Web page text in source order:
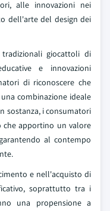
alle innovazioni nei
dell'arte del design dei
giocattoli di
e innovazioni
di riconoscere che
combinazione ideale
sostanza, i consumatori
apportino un valore
al contempo
e nell'acquisto di
soprattutto tra i
una propensione a